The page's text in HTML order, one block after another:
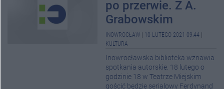
po przerwie. Z A.
Grabowskim
INOWROCŁAW 10 LUTEGO 2021 09:44
KULTURA
Inowrocławska biblioteka wznawia
spotkania autorskie. 18 lutego o
godzinie 18 w Teatrze Miejskim
gościć będzie serialowy Ferdynand